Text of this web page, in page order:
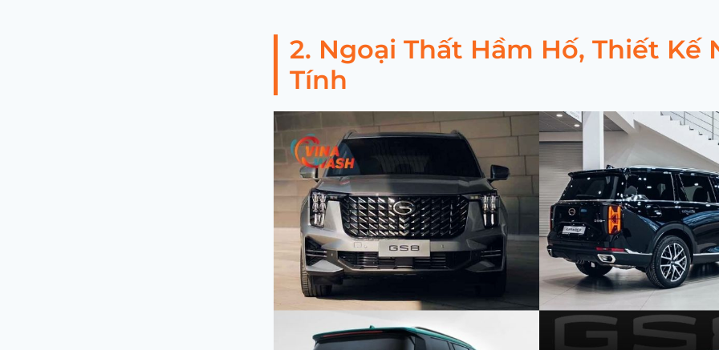
2. Ngoại Thất Hầm Hố, Thiết Kế
Tính